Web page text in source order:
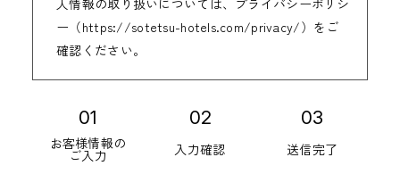
人情報の取り扱いについては、プライバシーポリシ
ー（https://sotetsu-hotels.com/privacy/）をご
確認ください。
01
お客様情報の
ご入力
02
入力確認
03
送信完了